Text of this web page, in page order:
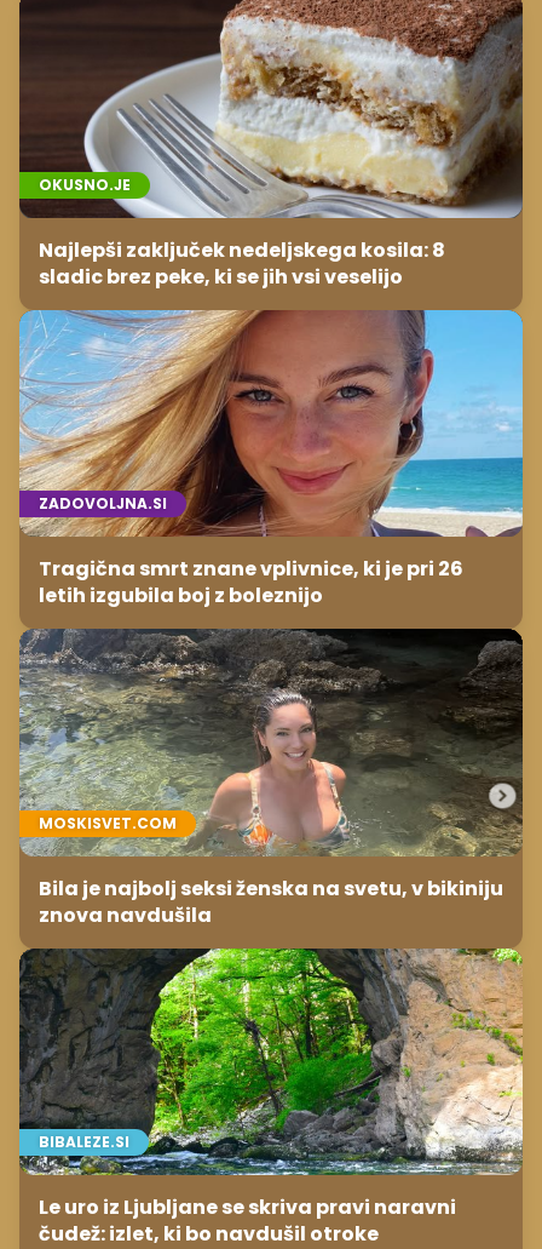
OKUSNO.JE
Najlepši zaključek nedeljskega kosila: 8
sladic brez peke, ki se jih vsi veselijo
ZADOVOLJNA.SI
Tragična smrt znane vplivnice, ki je pri 26
letih izgubila boj z boleznijo
MOSKISVET.COM
Bila je najbolj seksi ženska na svetu, v bikiniju
znova navdušila
BIBALEZE.SI
Le uro iz Ljubljane se skriva pravi naravni
čudež: izlet, ki bo navdušil otroke